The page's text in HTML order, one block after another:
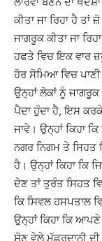
ਕੀਤਾ ਜਾ ਰਿਹਾ ਹੈ ਤਾਂ
ਜਾਗਰੂਕ ਕੀਤਾ ਜਾ
ਹਫਤੇ ਵਿਚ ਇਕ ਵਾਰ
ਹੋਰ ਸੋਮਿਆ ਵਿਚ ਪਾਣੀ
ਉਨ੍ਹਾਂ ਲੋਕਾਂ ਨੂੰ
ਪੈਦਾ ਹੁੰਦਾ ਹੈ, ਇਸ
ਜਾਵੇ। ਉਨ੍ਹਾਂ ਕਿਹਾ
ਨਗਰ ਨਿਗਮ ਤੇ ਸਿਹਤ
ਹੈ। ਉਨ੍ਹਾਂ ਕਿਹਾ ਕਿ
ਦੇਣ ਤਾਂ ਤੁਰੰਤ ਸਿਹਤ
ਕਿ ਸਿਵਲ ਹਸਪਤਾਲ
ਉਨ੍ਹਾਂ ਕਿਹਾ ਕਿ
ਸੋਣ ਵੇਲੇ ਮੱਛਰਦਾਨੀ ਦੀ